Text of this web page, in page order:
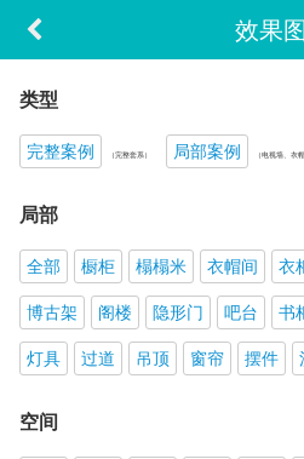
效果图
类型
完整案例 （完整套系） 局部案例 （电视墙、衣
局部
全部 橱柜 榻榻米 衣帽间 衣
博古架
阁楼 隐形门 吧台 书
灯具
过道 吊顶 窗帘 摆件
空间